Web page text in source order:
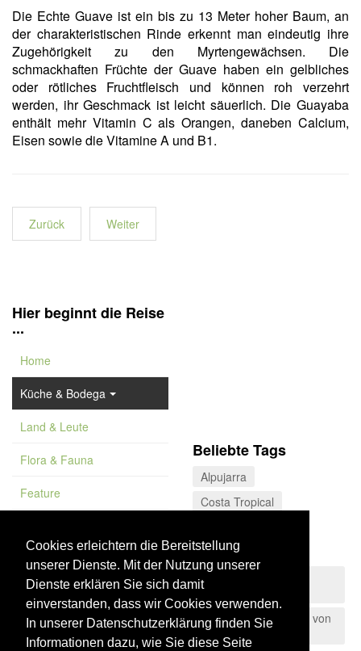
Cookies erleichtern die Bereitstellung
unserer Dienste. Mit der Nutzung unserer
Dienste erklären Sie sich damit
einverstanden, dass wir Cookies verwenden.
In unserer Datenschutzerklärung finden Sie
Informationen dazu, wie Sie diese Seite
Die Echte Guave ist ein bis zu 13 Meter hoher Baum, an
der charakteristischen Rinde erkennt man eindeutig ihre
Zugehörigkeit zu den Myrtengewächsen. Die
schmackhaften Früchte der Guave haben ein gelbliches
oder rötliches Fruchtfleisch und können roh verzehrt
werden, ihr Geschmack ist leicht säuerlich. Die Guayaba
enthält mehr Vitamin C als Orangen, daneben Calcium,
Eisen sowie die Vitamine A und B1.
Zurück Weiter
Hier beginnt die Reise
...
Home
Küche & Bodega
Land & Leute
Flora & Fauna
Feature
Beliebte Tags
Alpujarra
Costa Tropical
Huelva
Sierras de Tejeda,
Almijara y Alhama
Naturpark der Straße von
Gibraltar